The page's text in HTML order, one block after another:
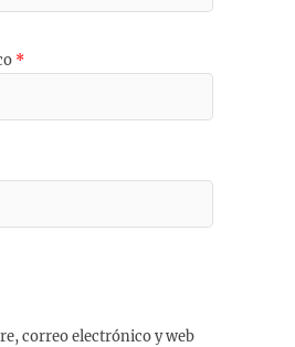
*
correo electrónico y web